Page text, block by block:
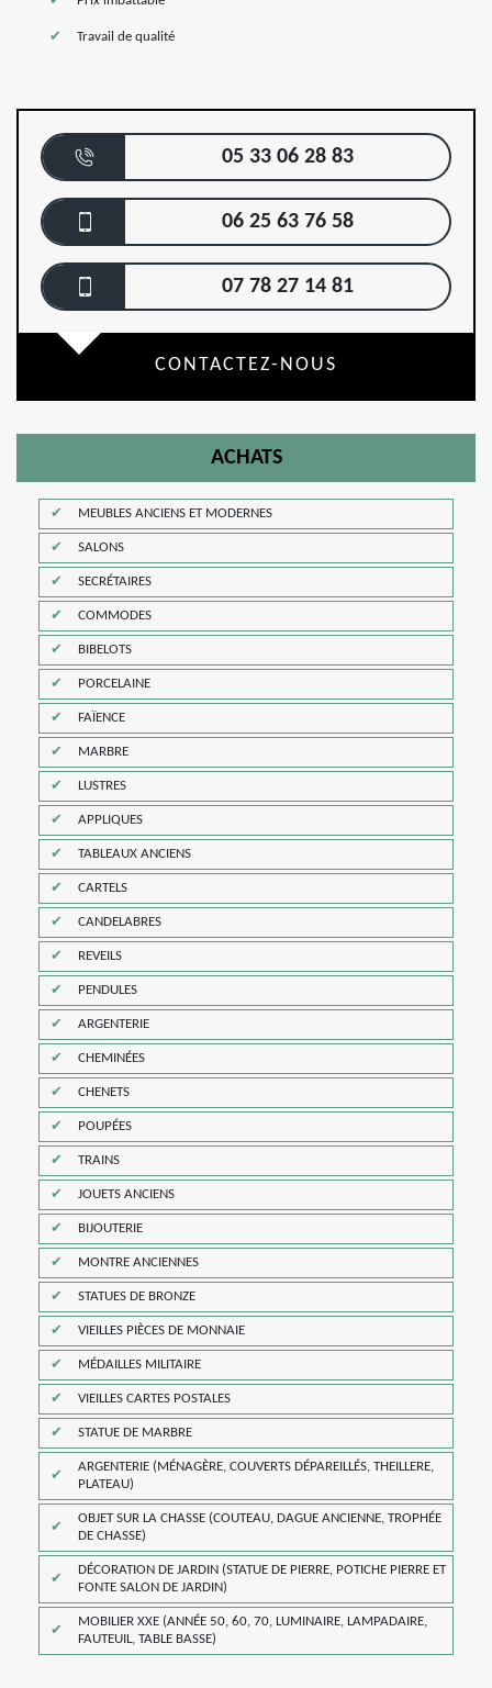
Travail de qualité
05 33 06 28 83
06 25 63 76 58
07 78 27 14 81
CONTACTEZ-NOUS
ACHATS
MEUBLES ANCIENS ET MODERNES
SALONS
SECRÉTAIRES
COMMODES
BIBELOTS
PORCELAINE
FAÏENCE
MARBRE
LUSTRES
APPLIQUES
TABLEAUX ANCIENS
CARTELS
CANDELABRES
REVEILS
PENDULES
ARGENTERIE
CHEMINÉES
CHENETS
POUPÉES
TRAINS
JOUETS ANCIENS
BIJOUTERIE
MONTRE ANCIENNES
STATUES DE BRONZE
VIEILLES PIÈCES DE MONNAIE
MÉDAILLES MILITAIRE
VIEILLES CARTES POSTALES
STATUE DE MARBRE
ARGENTERIE (MÉNAGÈRE, COUVERTS DÉPAREILLÉS, THEILLERE,
PLATEAU)
OBJET SUR LA CHASSE (COUTEAU, DAGUE ANCIENNE, TROPHÉE
DE CHASSE)
DÉCORATION DE JARDIN (STATUE DE PIERRE, POTICHE PIERRE ET
FONTE SALON DE JARDIN)
MOBILIER XXE (ANNÉE 50, 60, 70, LUMINAIRE, LAMPADAIRE,
FAUTEUIL, TABLE BASSE)